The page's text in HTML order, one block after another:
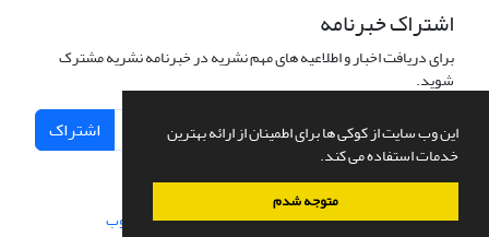
این وب سایت از کوکی ها برای اطمینان از ارائه بهترین
خدمات استفاده می کند.
متوجه شدم
اشتراک خبرنامه
برای دریافت اخبار و اطلاعیه های مهم نشریه در خبرنامه نشریه مشترک
شوید.
اشتراک
سامانه مدیریت نشریات علمی.طراحی و پیاده سازی از سیناوب